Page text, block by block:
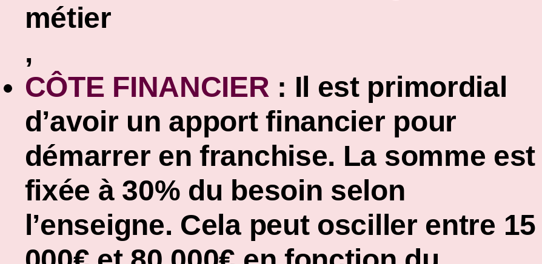
métier
,
CÔTE FINANCIER : Il est primordial
d’avoir un apport financier pour
démarrer en franchise. La somme est
fixée à 30% du besoin selon
l’enseigne. Cela peut osciller entre 15